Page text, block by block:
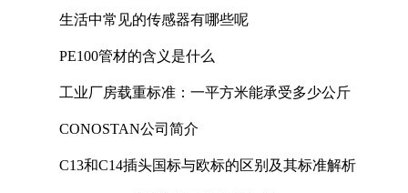
生活中常见的传感器有哪些呢
PE100管材的含义是什么
工业厂房载重标准：一平方米能承受多少公斤
CONOSTAN公司简介
C13和C14插头国标与欧标的区别及其标准解析